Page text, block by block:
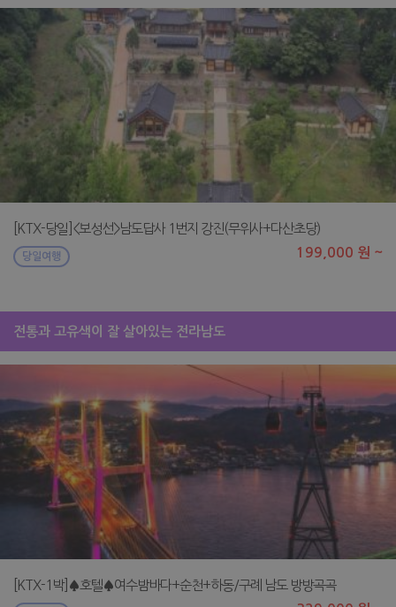
[KTX-당일]<보성선>남도답사 1번지 강진(무위사+다산초당)
당일여행 199,000 원 ~
전통과 고유색이 잘 살아있는 전라남도
[KTX-1박]♠호텔♠여수밤바다+순천+하동/구례 남도 방방곡곡